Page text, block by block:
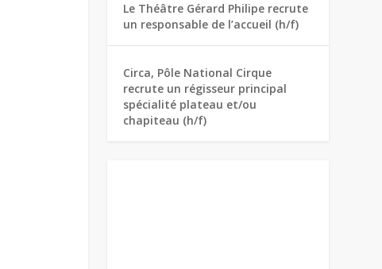
Le Théâtre Gérard Philipe recrute
un responsable de l’accueil (h/f)
Circa, Pôle National Cirque
recrute un régisseur principal
spécialité plateau et/ou
chapiteau (h/f)